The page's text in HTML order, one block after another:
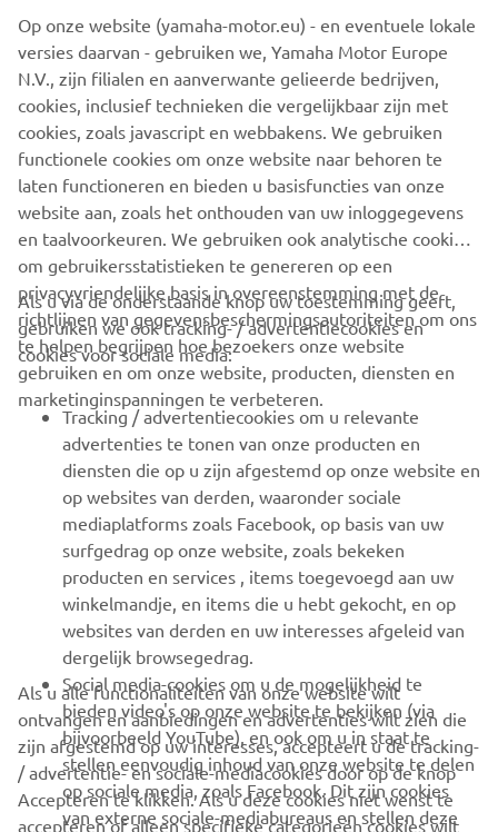
de indrukwekkende technische functies en elektronica van
de YZF-R1M worden uitgelegd, en ze samen met officiële
Yamaha-rijders het circuit op gaan.
YAMAHA RACING EXPERIENCE
CORPORATE
VOOR BEDRIJVEN
MEER YAMAHA
ONDERSTEUNING
NIEUWSBRIEF
Wees de eerste die meer te weten komt over de nieuwste deals,
speciale evenementen, nieuwe producten en nog veel meer
ABONNEREN
Op onze website (yamaha-motor.eu) - en eventuele lokale
versies daarvan - gebruiken we, Yamaha Motor Europe
N.V., zijn filialen en aanverwante gelieerde bedrijven,
cookies, inclusief technieken die vergelijkbaar zijn met
cookies, zoals javascript en webbakens. We gebruiken
functionele cookies om onze website naar behoren te
laten functioneren en bieden u basisfuncties van onze
website aan, zoals het onthouden van uw inloggegevens
en taalvoorkeuren. We gebruiken ook analytische cookies
om gebruikersstatistieken te genereren op een
privacyvriendelijke basis in overeenstemming met de
richtlijnen van gegevensbeschermingsautoriteiten om ons
te helpen begrijpen hoe bezoekers onze website
gebruiken en om onze website, producten, diensten en
marketinginspanningen te verbeteren.
Als u via de onderstaande knop uw toestemming geeft,
gebruiken we ook tracking- / advertentiecookies en
cookies voor sociale media:
Tracking / advertentiecookies om u relevante
advertenties te tonen van onze producten en
diensten die op u zijn afgestemd op onze website en
op websites van derden, waaronder sociale
mediaplatforms zoals Facebook, op basis van uw
surfgedrag op onze website, zoals bekeken
producten en services , items toegevoegd aan uw
winkelmandje, en items die u hebt gekocht, en op
websites van derden en uw interesses afgeleid van
dergelijk browsegedrag.
Social media-cookies om u de mogelijkheid te
bieden video's op onze website te bekijken (via
bijvoorbeeld YouTube), en ook om u in staat te
stellen eenvoudig inhoud van onze website te delen
op sociale media, zoals Facebook. Dit zijn cookies
van externe sociale-mediabureaus en stellen deze
Als u alle functionaliteiten van onze website wilt
ontvangen en aanbiedingen en advertenties wilt zien die
zijn afgestemd op uw interesses, accepteert u de tracking-
/ advertentie- en sociale-mediacookies door op de knop
Accepteren te klikken. Als u deze cookies niet wenst te
accepteren of alleen specifieke categorieën cookies wilt